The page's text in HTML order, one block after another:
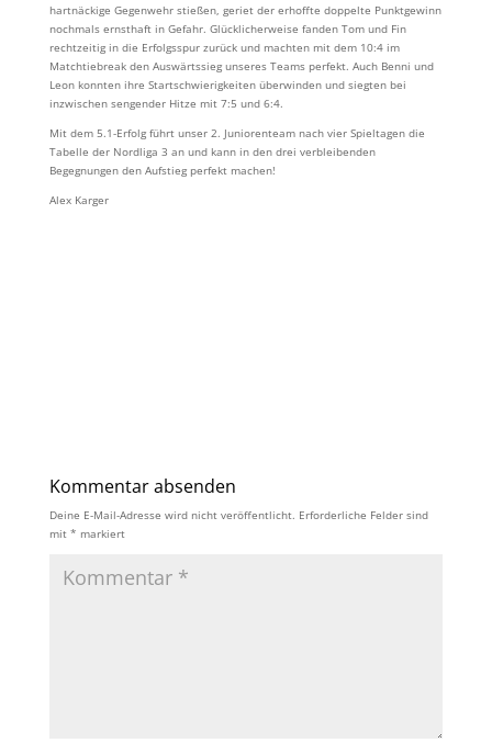
hartnäckige Gegenwehr stießen, geriet der erhoffte doppelte Punktgewinn
nochmals ernsthaft in Gefahr. Glücklicherweise fanden Tom und Fin
rechtzeitig in die Erfolgsspur zurück und machten mit dem 10:4 im
Matchtiebreak den Auswärtssieg unseres Teams perfekt. Auch Benni und
Leon konnten ihre Startschwierigkeiten überwinden und siegten bei
inzwischen sengender Hitze mit 7:5 und 6:4.
Mit dem 5.1-Erfolg führt unser 2. Juniorenteam nach vier Spieltagen die
Tabelle der Nordliga 3 an und kann in den drei verbleibenden
Begegnungen den Aufstieg perfekt machen!
Alex Karger
Kommentar absenden
Deine E-Mail-Adresse wird nicht veröffentlicht. Erforderliche Felder sind
mit * markiert